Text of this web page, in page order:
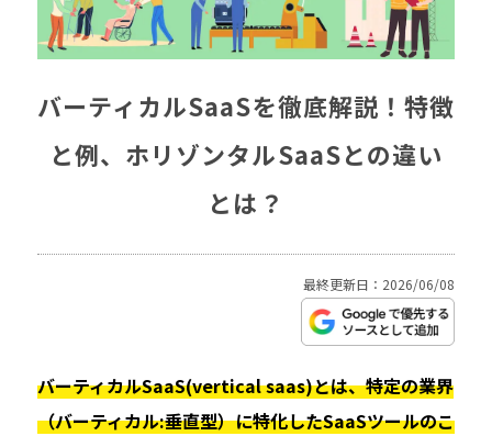
バーティカルSaaSを徹底解説！特徴
と例、ホリゾンタルSaaSとの違い
とは？
最終更新日：2026/06/08
バーティカルSaaS(vertical saas)とは、特定の業界
（バーティカル:垂直型）に特化したSaaSツールのこ